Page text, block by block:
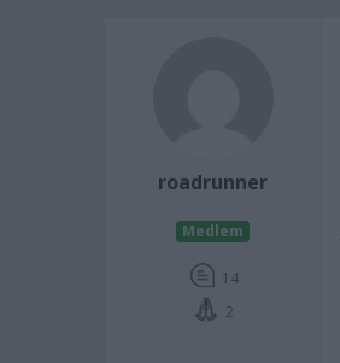
roadrunner
Medlem
14
2